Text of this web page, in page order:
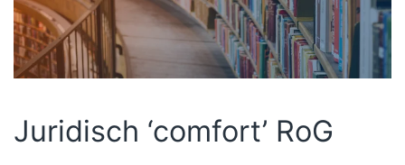
Juridisch ‘comfort’ RoG